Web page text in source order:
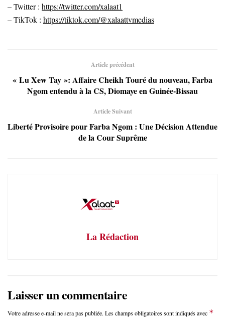
– Twitter : https://twitter.com/xalaat1
– TikTok : https://tiktok.com/@xalaattvmedias
Article précédent
« Lu Xew Tay »: Affaire Cheikh Touré du nouveau, Farba
Ngom entendu à la CS, Diomaye en Guinée-Bissau
Article Suivant
Liberté Provisoire pour Farba Ngom : Une Décision Attendue
de la Cour Suprême
La Rédaction
Laisser un commentaire
Votre adresse e-mail ne sera pas publiée. Les champs obligatoires sont indiqués avec *